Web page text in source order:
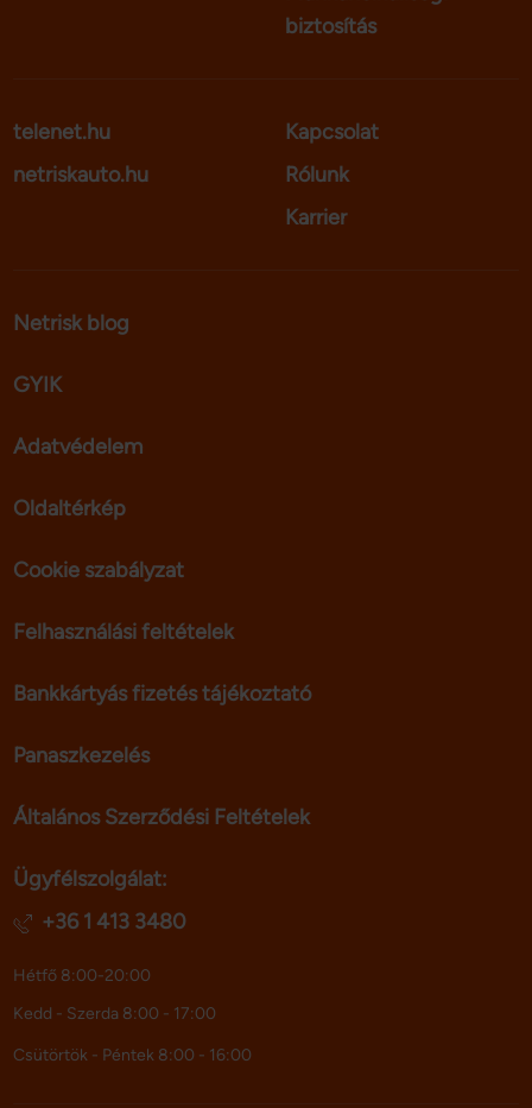
biztosítás
telenet.hu
netriskauto.hu
Kapcsolat
Rólunk
Karrier
Netrisk blog
GYIK
Adatvédelem
Oldaltérkép
Cookie szabályzat
Felhasználási feltételek
Bankkártyás fizetés tájékoztató
Panaszkezelés
Általános Szerződési Feltételek
Ügyfélszolgálat:
+36 1 413 3480
Hétfő 8:00-20:00
Kedd - Szerda 8:00 - 17:00
Csütörtök - Péntek 8:00 - 16:00